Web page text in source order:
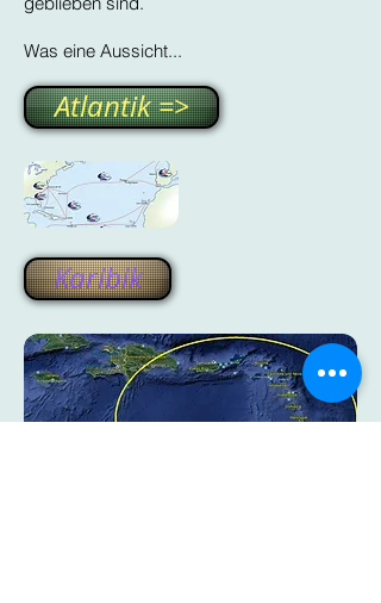
Was eine Aussicht...
Atlantik =>
Karibik